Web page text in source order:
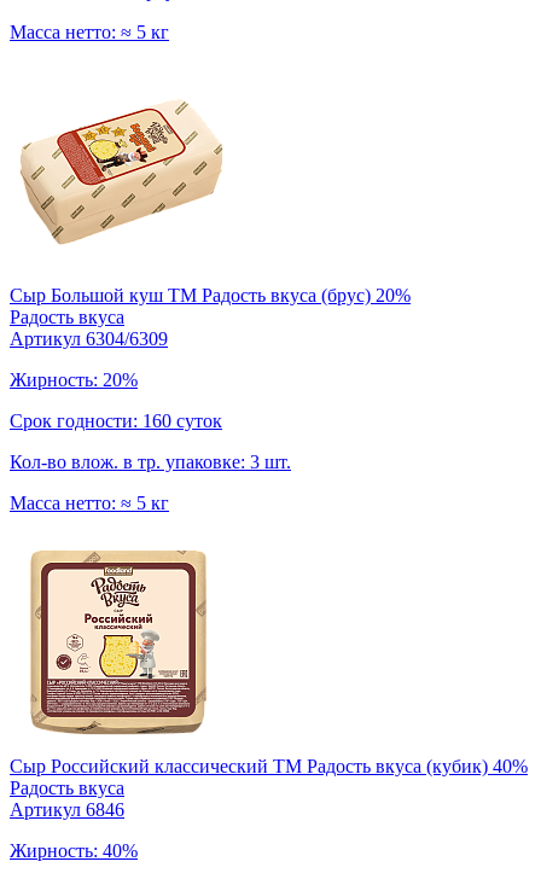
Масса нетто: ≈ 5 кг
Сыр Большой куш ТМ Радость вкуса (брус) 20%
Радость вкуса
Артикул 6304/6309
Жирность: 20%
Срок годности: 160 суток
Кол-во влож. в тр. упаковке: 3 шт.
Масса нетто: ≈ 5 кг
Сыр Российский классический TM Радость вкуса (кубик) 40%
Радость вкуса
Артикул 6846
Жирность: 40%